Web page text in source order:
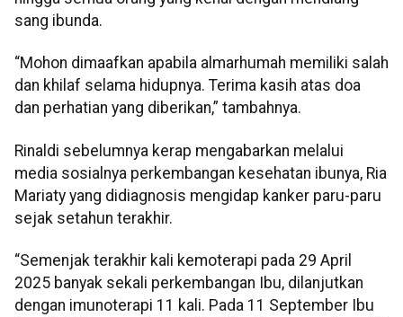
sang ibunda.
“Mohon dimaafkan apabila almarhumah memiliki salah
dan khilaf selama hidupnya. Terima kasih atas doa
dan perhatian yang diberikan,” tambahnya.
Rinaldi sebelumnya kerap mengabarkan melalui
media sosialnya perkembangan kesehatan ibunya, Ria
Mariaty yang didiagnosis mengidap kanker paru-paru
sejak setahun terakhir.
“Semenjak terakhir kali kemoterapi pada 29 April
2025 banyak sekali perkembangan Ibu, dilanjutkan
dengan imunoterapi 11 kali. Pada 11 September Ibu